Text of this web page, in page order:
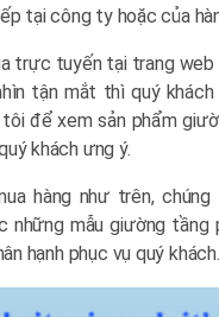
tại công ty hoặc của
trực tuyến tại trang web
tận mắt thì quý
để xem sản phẩm
khách ưng ý.
hàng như trên,
những mẫu giường tầng
hạnh phục vụ quý khách.